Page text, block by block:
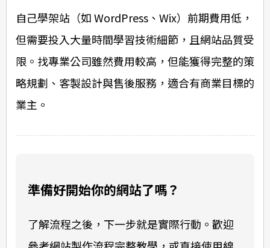
自己學架站（如 WordPress、Wix）前期費用低，
但需要投入大量時間學習技術細節，且網站品質受
限。找專業公司雖然費用較高，但能獲得完整的策
略規劃、客製設計與售後服務，適合有商業目標的
業主。
準備好開始你的網站了嗎？
了解流程之後，下一步就是實際行動。歡迎